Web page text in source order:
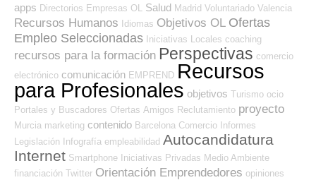
apps Directorios Empresas OL Salud Madrid Voluntariado Valencia
Recursos Humanos Idiomas Objetivos OL Ofertas
Empleo Seleccionadas Iniciativas Locales coaching
recursos para la formación Perspectivas comercio
electrónico comunicación EMPREND Recursos
para Profesionales objetivos Turismo ocio
Portales y Buscadores Ofertas Amigos Reclutamiento proyecto
Murcia marketing contenido Barcelona Comercio Informes
Legislación Infografía empleabilidad Autocandidatura
Internet Smartphone Iniciativas Privadas Medio Ambiente
financiación Twitter Orientación Emprendedores opiniones